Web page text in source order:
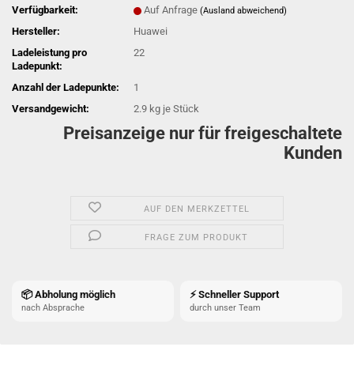
Verfügbarkeit: Auf Anfrage (Ausland abweichend)
Hersteller:
Huawei
Ladeleistung pro
Ladepunkt:
22
Anzahl der Ladepunkte:
1
Versandgewicht:
2.9 kg je Stück
Preisanzeige nur für freigeschaltete
Kunden
AUF DEN MERKZETTEL
FRAGE ZUM PRODUKT
📦 Abholung möglich
nach Absprache
⚡ Schneller Support
durch unser Team